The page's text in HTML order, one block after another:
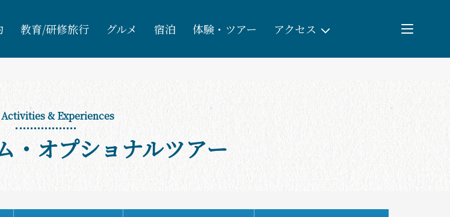
教育/研修旅行 グルメ 宿泊 体験・ツアー アクセス
団体予約
教育/研修旅行
観る・遊ぶ
& Experiences
・オプショナルツアー